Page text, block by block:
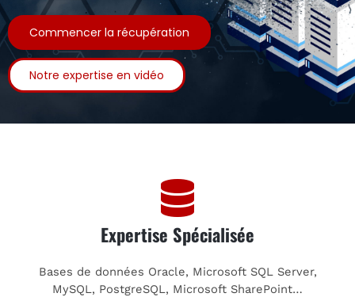
Commencer la récupération
Notre expertise en vidéo
Expertise Spécialisée
Bases de données Oracle, Microsoft SQL Server,
MySQL, PostgreSQL, Microsoft SharePoint…